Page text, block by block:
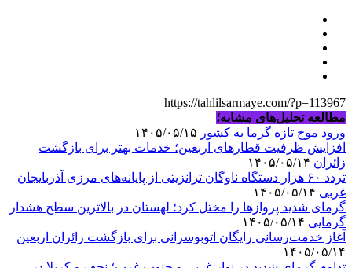
https://tahlilsarmaye.com/?p=113967
مطالعه تحلیل‌های مشابه؛
ورود موج تازه گرما به کشور
افزایش ظرفیت قطارهای اربعین؛ خدمات بهتر برای بازگشت
زائران
تردد ۶۰ هزار دستگاه ناوگان ترانزیتی از پایانه‌های مرزی آذربایجان
‌غربی
گرمای شدید پروازها را مختل کرد؛ لهستان در بالاترین سطح هشدار
گرمایی
آغاز خدمت‌رسانی رایگان اتوبوسرانی برای بازگشت زائران اربعین
۱۴۰۵/۰۵/۱۴